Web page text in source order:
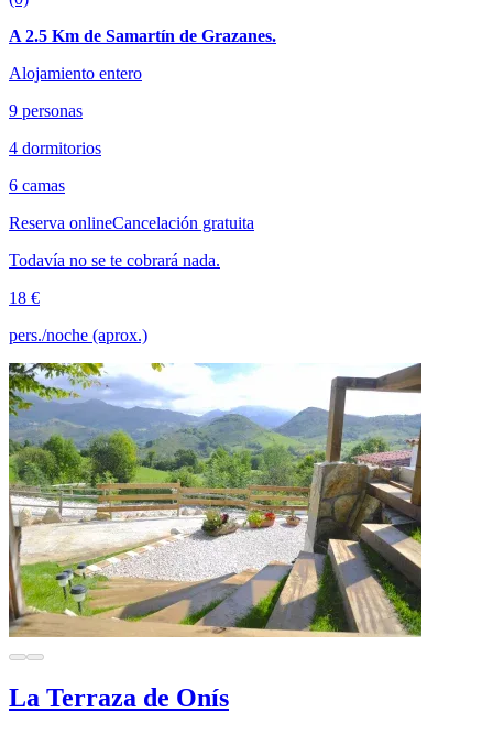
A 2.5 Km de Samartín de Grazanes.
Alojamiento entero
9 personas
4 dormitorios
6 camas
Reserva onlineCancelación gratuita
Todavía no se te cobrará nada.
18 €
pers./noche (aprox.)
La Terraza de Onís